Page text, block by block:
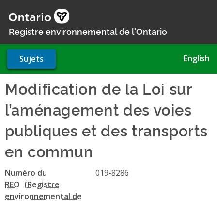
au
contenu
Registre environnemental de l'Ontario
Sujets English
Modification de la Loi sur
l’aménagement des voies
publiques et des transports
en commun
Numéro du
REO
019-8286